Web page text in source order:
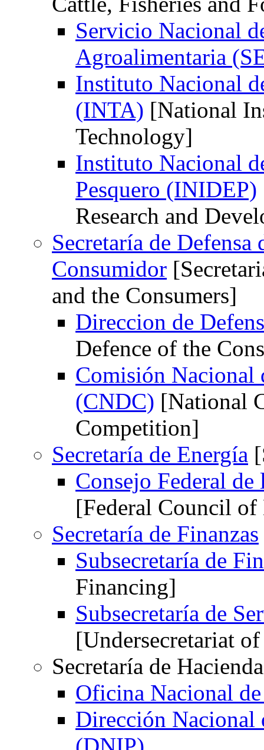
Servicio Nacional
Agroalimentaria
Instituto Nacional
(INTA) [National
Technology]
Instituto Nacional
Pesquero (INIDEP)
Research and
Secretaría de
Consumidor
and the Consumers]
Direccion de
Defence of the
Comisión Nacional
(CNDC) [National
Competition]
Secretaría de Energía
Consejo Federal
[Federal Council
Secretaría de Finanzas
Subsecretaría de
Financing]
Subsecretaría de
[Undersecretariat
Secretaría de
Oficina Nacional
Dirección Nacional